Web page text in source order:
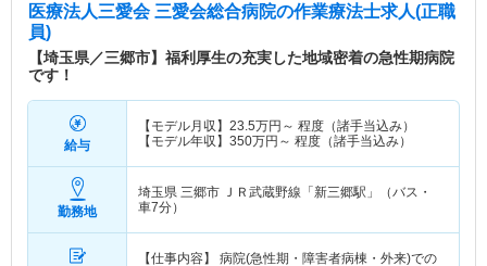
医療法人三愛会 三愛会総合病院の作業療法士求人(正職
員)
【埼玉県／三郷市】福利厚生の充実した地域密着の急性期病院
です！
給与
【モデル月収】 23.5万円～ 程度（諸手当込み）
【モデル年収】 350万円～ 程度（諸手当込み）
勤務地
埼玉県 三郷市 ＪＲ武蔵野線「新三郷駅」（バス・
車7分）
【仕事内容】 病院(急性期・障害者病棟・外来)での